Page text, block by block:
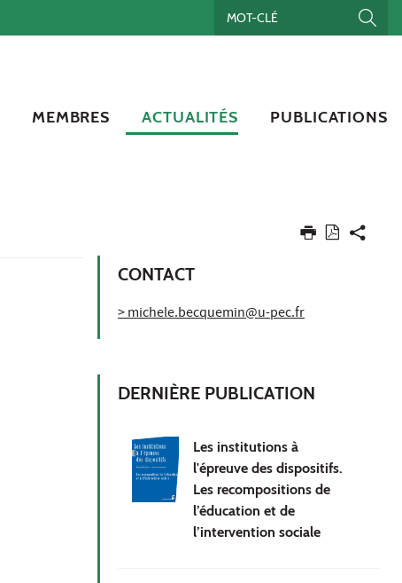
MEMBRES ACTUALITÉS PUBLICATIONS
CONTACT
> michele.becquemin@u-pec.fr
DERNIÈRE PUBLICATION
Les institutions à
l'épreuve des dispositifs.
Les recompositions de
l’éducation et de
l’intervention sociale